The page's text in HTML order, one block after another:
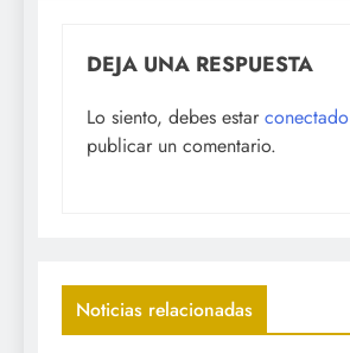
DEJA UNA RESPUESTA
Lo siento, debes estar conectado
publicar un comentario.
Noticias relacionadas